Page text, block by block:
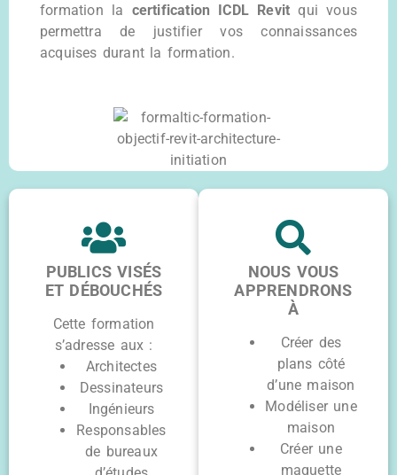
formation la certification ICDL Revit qui vous
permettra de justifier vos connaissances
acquises durant la formation.
PUBLICS VISÉS
ET DÉBOUCHÉS
Cette formation
s’adresse aux :
Architectes
Dessinateurs
Ingénieurs
Responsables
de bureaux
NOUS VOUS
APPRENDRONS
À
Créer des
plans côté
d’une maison
Modéliser une
maison
Créer une
maquette